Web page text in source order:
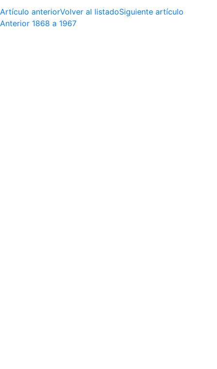
Artículo anteriorVolver al listadoSiguiente artículo
Anterior 1868 a 1967